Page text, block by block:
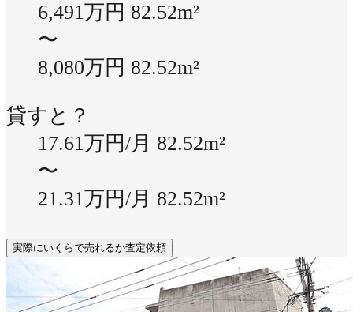
6,491万円 82.52m²
〜
8,080万円 82.52m²
貸すと？
17.61万円/月 82.52m²
〜
21.31万円/月 82.52m²
実際にいくらで売れるか査定依頼